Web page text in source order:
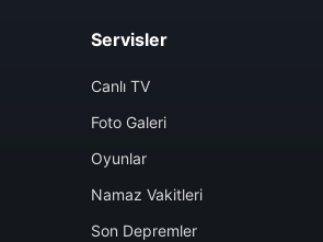
Servisler
Canlı TV
Foto Galeri
Oyunlar
Namaz Vakitleri
Son Depremler